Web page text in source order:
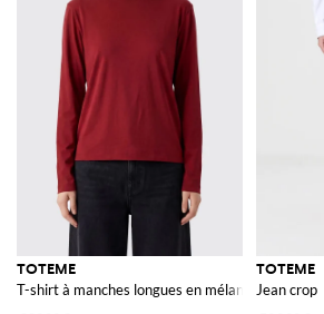
TOTEME
T-shirt à manches longues en mélange de lyocell
TOTEME
Jean crop